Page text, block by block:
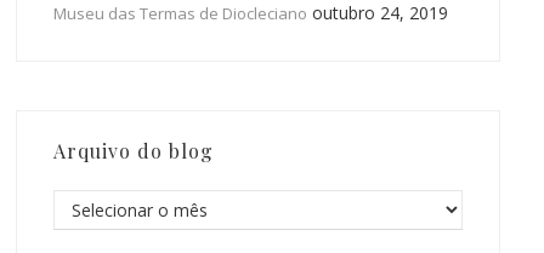
Museu das Termas de Diocleciano outubro 24, 2019
Arquivo do blog